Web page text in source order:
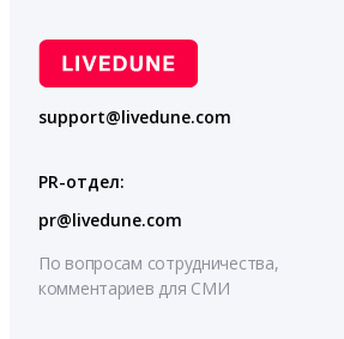
support@livedune.com
PR-отдел:
pr@livedune.com
По вопросам сотрудничества,
комментариев для СМИ